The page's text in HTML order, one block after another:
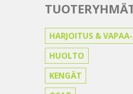
HARJOITUS &
HUOLTO
KENGÄT